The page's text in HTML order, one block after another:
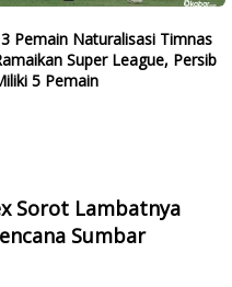
Pemain Naturalisasi Timnas
Super League, Persib
5 Pemain
Sorot Lambatnya
Sumbar